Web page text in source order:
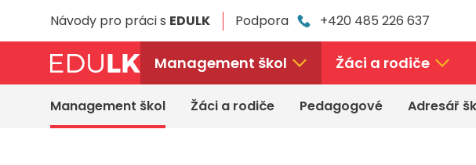
Návody pro práci s EDULK Podpora +420 485 226 637
Management škol Žáci a rodiče
Management škol Žáci a rodiče Pedagogové Adresář